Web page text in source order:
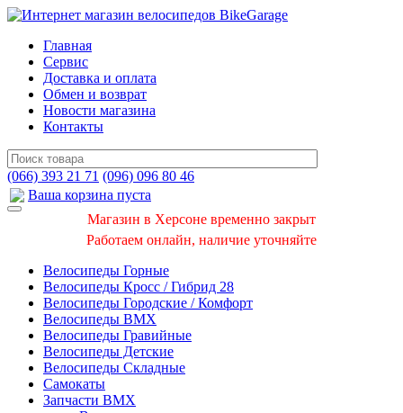
Главная
Сервис
Доставка и оплата
Обмен и возврат
Новости магазина
Контакты
(066) 393 21 71 (096) 096 80 46
Ваша корзина пуста
Магазин в Херсоне временно закрыт
Работаем онлайн, наличие уточняйте
Велосипеды Горные
Велосипеды Кросс / Гибрид 28
Велосипеды Городские / Комфорт
Велосипеды BMX
Велосипеды Гравийные
Велосипеды Детские
Велосипеды Складные
Самокаты
Запчасти BMX